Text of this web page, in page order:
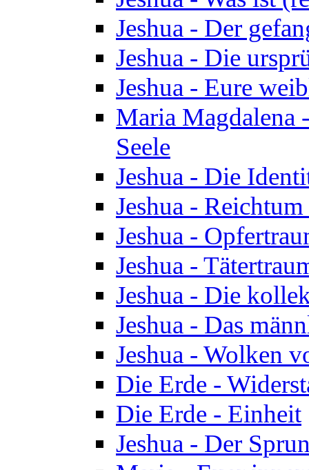
Jeshua - Der
Jeshua - Die
Jeshua - Eure
Maria Magdalena
Seele
Jeshua - Die
Jeshua -
Jeshua -
Jeshua -
Jeshua - Die
Jeshua - Das
Jeshua - Wolken
Die Erde -
Die Erde - Einheit
Jeshua - Der